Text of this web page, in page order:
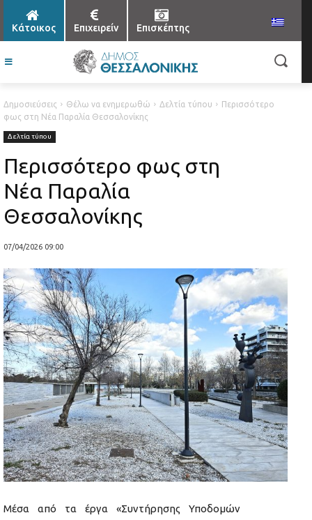
Κάτοικος Επιχειρείν Επισκέπτης
Δημοσιεύσεις Θέλω να ενημερωθώ Δελτία τύπου
Περισσότερο
φως στη Νέα Παραλία Θεσσαλονίκης
Δελτία τύπου
Περισσότερο φως στη
Νέα Παραλία
Θεσσαλονίκης
07/04/2026 09:00
Μέσα από τα έργα «Συντήρησης Υποδομών